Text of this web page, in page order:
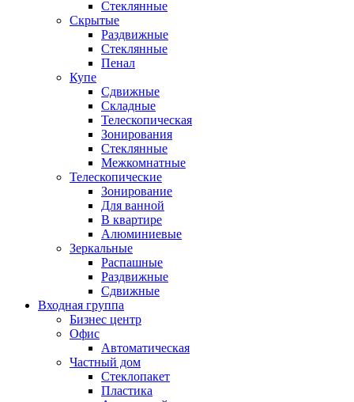
Стеклянные
Скрытые
Раздвижные
Стеклянные
Пенал
Купе
Сдвижные
Складные
Телескопическая
Зонирования
Стеклянные
Межкомнатные
Телескопические
Зонирование
Для ванной
В квартире
Алюминиевые
Зеркальные
Распашные
Раздвижные
Сдвижные
Входная группа
Бизнес центр
Офис
Автоматическая
Частный дом
Стеклопакет
Пластика